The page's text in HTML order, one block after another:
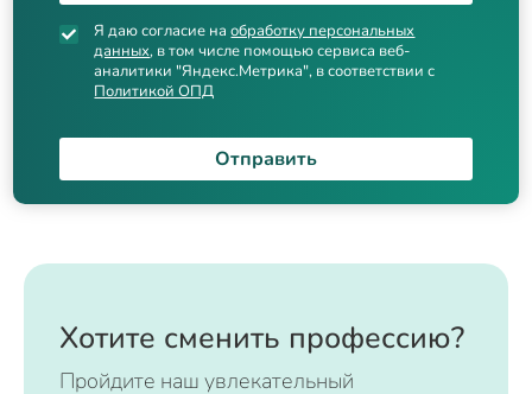
Я даю согласие наобработку персональных
данных, в том числе помощью сервиса веб-
аналитики "Яндекс.Метрика", в соответствии с
Политикой ОПД
Отправить
Хотите сменить профессию?
Пройдите наш увлекательный